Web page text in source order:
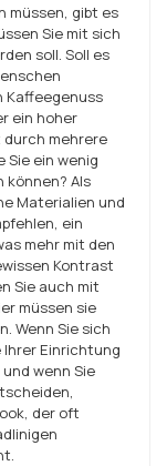
müssen, gibt es
Sie mit sich
soll. Soll es
Kaffeegenuss
ein hoher
mehrere
Sie ein wenig
können? Als
Materialien und
ein
mehr mit den
Kontrast
Sie auch mit
müssen sie
Wenn Sie sich
Einrichtung
wenn Sie
der oft